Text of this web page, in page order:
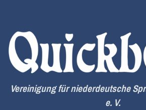
springen
Vereinigung für niederdeutsche
e. V.